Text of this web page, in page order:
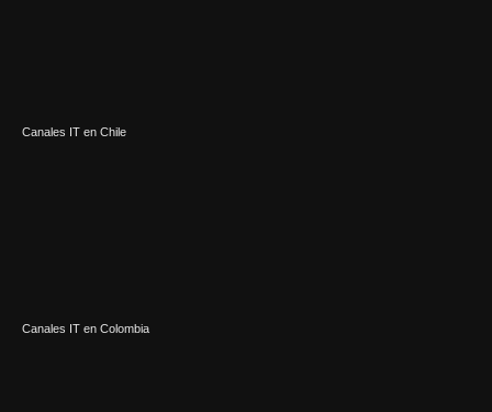
Canales IT en Chile
Canales IT en Colombia